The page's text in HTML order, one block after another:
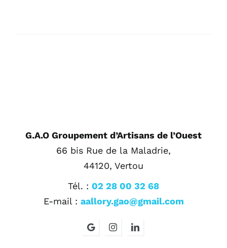
G.A.O Groupement d’Artisans de l’Ouest
66 bis Rue de la Maladrie,
44120, Vertou
Tél. : 02 28 00 32 68
E-mail : aallory.gao@gmail.com